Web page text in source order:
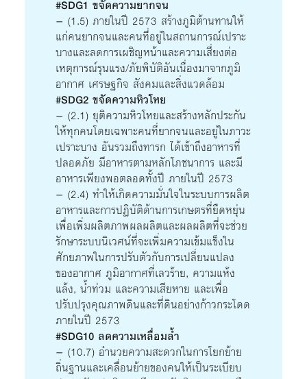
#SDG1 ขจัดความยากจน
– (1.5) ภายในปี 2573 สร้างภูมิต้านทานให้
แก่คนยากจนและคนที่อยู่ในสถานการณ์เปราะ
บางและลดการเผชิญหน้าและความเสี่ยงต่อ
เหตุการณ์รุนแรง/ภัยพิบัติอันเนื่องมาจากภูมิ
อากาศ เศรษฐกิจ สังคมและสิ่งแวดล้อม
#SDG2 ขจัดความหิวโหย
– (2.1) ยุติความหิวโหยและสร้างหลักประกัน
ให้ทุกคนโดยเฉพาะคนที่ยากจนและอยู่ในภาวะ
เปราะบาง อันรวมถึงทารก ได้เข้าถึงอาหารที่
ปลอดภัย มีอาหารตามหลักโภชนาการ และมี
อาหารเพียงพอตลอดทั้งปี ภายในปี 2573
– (2.4) ทำให้เกิดความมั่นใจในระบบการผลิต
อาหารและการปฏิบัติด้านการเกษตรที่ยืดหยุ่น
เพื่อเพิ่มผลิตภาพผลผลิตและผลผลิตที่จะช่วย
รักษาระบบนิเวศน์ที่จะเพิ่มความเข้มแข็งใน
ศักยภาพในการปรับตัวกับการเปลี่ยนแปลง
ของอากาศ ภูมิอากาศที่เลวร้าย, ความแห้ง
แล้ง, น้ำท่วม และความเสียหาย และเพื่อ
ปรับปรุงคุณภาพดินและที่ดินอย่างก้าวกระโดด
ภายในปี 2573
#SDG10 ลดความเหลื่อมล้ำ
– (10.7) อำนวยความสะดวกในการโยกย้าย
ถิ่นฐานและเคลื่อนย้ายของคนให้เป็นระเบียบ